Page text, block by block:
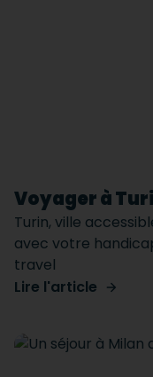
Voyager à
Turin, ville
avec votre
travel
Lire l'article